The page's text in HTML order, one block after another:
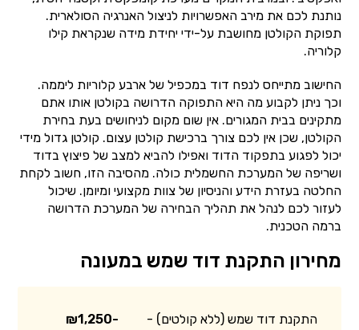
נותנת לכם את מירב האפשרויות לניצול האנרגיה הסולארית.
תפוקת הקולטן מחושבת על-ידי יחידת מידה שנקראת קילו
קלוריה.
החישוב מתייחס לנפח דוד במכפיל של ארבע קלוריות ליממה.
וכך ניתן לקבוע מה היא התפוקה הדרושה בקולטן אותו אתם
מתקינים בבית המגורים. אין שום מקום לניחושים בעת בחירת
הקולטן, שכן אין לכם צורך ברכישת קולטן עצום. קולטן גדול מידי
יכול לפגוע בתפקוד הדוד ואפילו להביא למצב של פיצוץ בדוד
ושריפה של המערכת החשמלית כולה. מהסיבה הזו, חשוב לקחת
החלטה בעזרת הידע והניסיון של צוות מקצועי ומיומן. שיכול
לעזור לכם לנהל את תהליך הבחירה של המערכת הדרושה
ברמה הטכנית.
מחירון התקנת דוד שמש במעונה
התקנת דוד שמש (ללא קולטים) -
₪1,250-